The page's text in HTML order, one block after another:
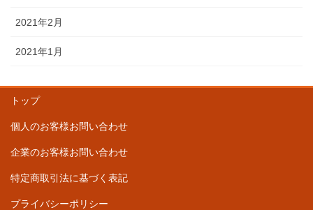
2021年2月
2021年1月
トップ
個人のお客様お問い合わせ
企業のお客様お問い合わせ
特定商取引法に基づく表記
プライバシーポリシー